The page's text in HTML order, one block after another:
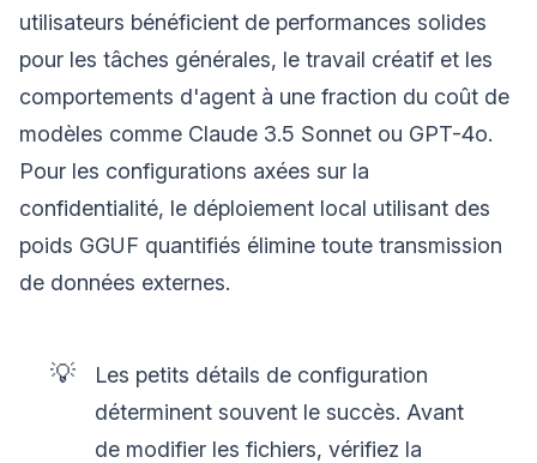
utilisateurs bénéficient de performances solides
pour les tâches générales, le travail créatif et les
comportements d'agent à une fraction du coût de
modèles comme Claude 3.5 Sonnet ou GPT-4o.
Pour les configurations axées sur la
confidentialité, le déploiement local utilisant des
poids GGUF quantifiés élimine toute transmission
de données externes.
💡
Les petits détails de configuration
déterminent souvent le succès. Avant
de modifier les fichiers, vérifiez la